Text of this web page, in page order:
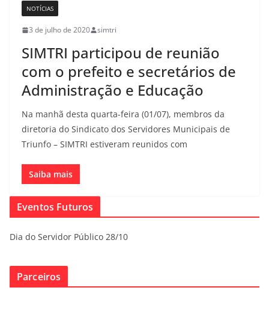
NOTÍCIAS
3 de julho de 2020 simtri
SIMTRI participou de reunião
com o prefeito e secretários de
Administração e Educação
Na manhã desta quarta-feira (01/07), membros da
diretoria do Sindicato dos Servidores Municipais de
Triunfo – SIMTRI estiveram reunidos com
Saiba mais
Eventos Futuros
Dia do Servidor Público 28/10
Parceiros